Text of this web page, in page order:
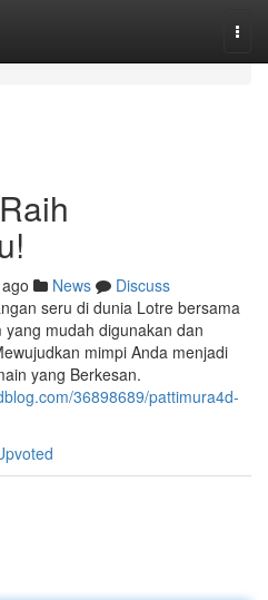
News
Discuss
seru di dunia Lotre bersama
mudah digunakan dan
mimpi Anda menjadi
yang Berkesan.
36898689/pattimura4d-